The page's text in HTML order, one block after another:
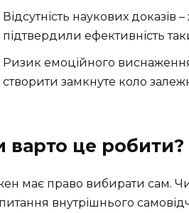
Відсутність наукових
підтвердили ефективність
Ризик емоційного
створити замкнуте коло
варто це робити?
має право вибирати сам.
внутрішнього